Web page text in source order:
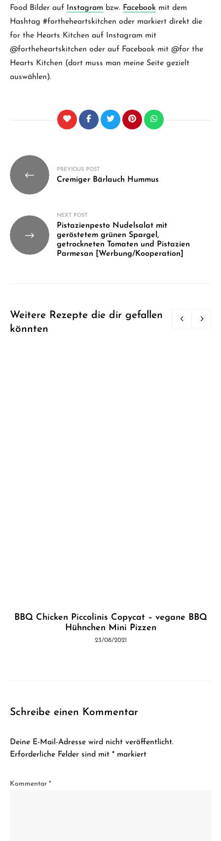
Food Bilder auf Instagram bzw. Facebook mit dem
Hashtag #fortheheartskitchen oder markiert direkt die
for the Hearts Kitchen auf Instagram mit
@fortheheartskitchen oder auf Facebook mit @for the
Hearts Kitchen (dort muss man meine Seite gezielt
auswählen).
Beitragsnavigation
PREVIOUS POST
Cremiger Bärlauch Hummus
NEXT POST
Pistazienpesto Nudelsalat mit
geröstetem grünen Spargel,
getrockneten Tomaten und Pistazien
Parmesan [Werbung/Kooperation]
Weitere Rezepte die dir gefallen
könnten
BBQ Chicken Piccolinis Copycat – vegane BBQ
Hühnchen Mini Pizzen
23/08/2021
Schreibe einen Kommentar
Deine E-Mail-Adresse wird nicht veröffentlicht.
Erforderliche Felder sind mit * markiert
Kommentar *